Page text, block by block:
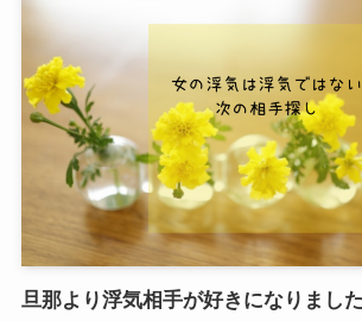
旦那より浮気相手が好きになりました